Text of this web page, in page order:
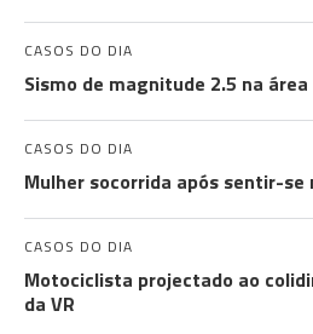
CASOS DO DIA
Sismo de magnitude 2.5 na
CASOS DO DIA
Mulher socorrida após sentir-se
CASOS DO DIA
Motociclista projectado ao
da VR